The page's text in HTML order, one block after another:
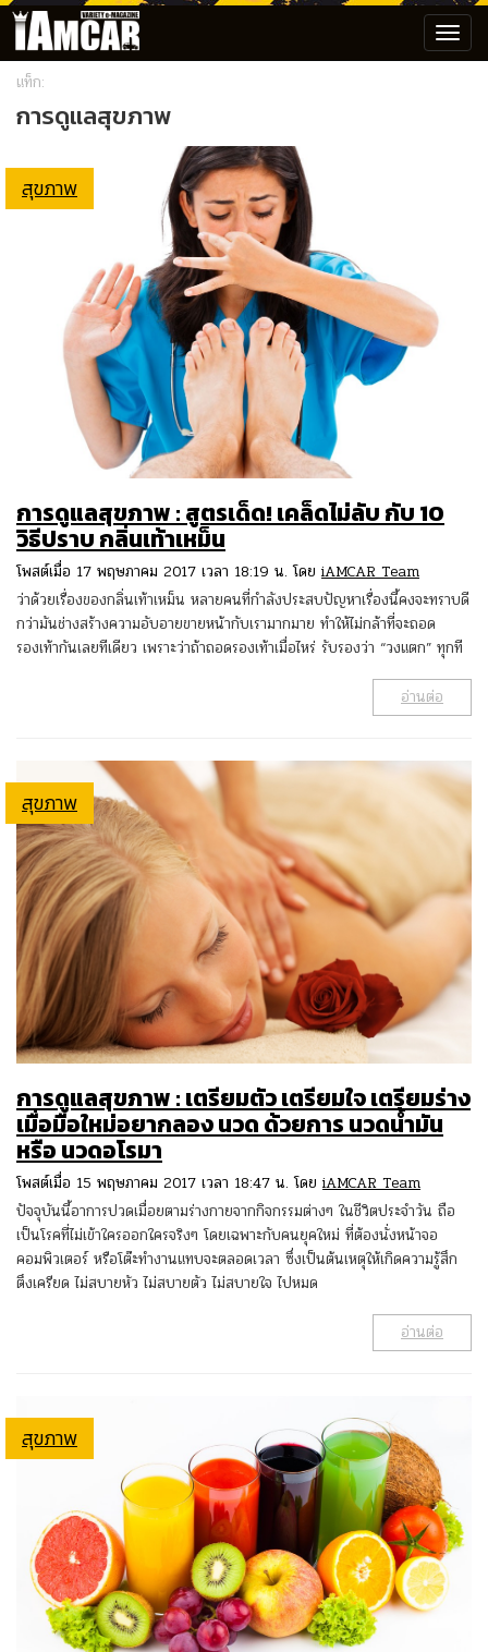
แท็ก:
การดูแลสุขภาพ
สุขภาพ
การดูแลสุขภาพ : สูตรเด็ด! เคล็ดไม่ลับ กับ 10
วิธีปราบ กลิ่นเท้าเหม็น
โพสต์เมื่อ 17 พฤษภาคม 2017 เวลา 18:19 น. โดย iAMCAR Team
ว่าด้วยเรื่องของกลิ่นเท้าเหม็น หลายคนที่กำลังประสบปัญหาเรื่องนี้คงจะทราบดี
กว่ามันช่างสร้างความอับอายขายหน้ากับเรามากมาย ทำให้ไม่กล้าที่จะถอด
รองเท้ากันเลยทีเดียว เพราะว่าถ้าถอดรองเท้าเมื่อไหร่ รับรองว่า “วงแตก” ทุกที
อ่านต่อ
สุขภาพ
การดูแลสุขภาพ : เตรียมตัว เตรียมใจ เตรียมร่าง
เมื่อมือใหม่อยากลอง นวด ด้วยการ นวดน้ำมัน
หรือ นวดอโรมา
โพสต์เมื่อ 15 พฤษภาคม 2017 เวลา 18:47 น. โดย iAMCAR Team
ปัจจุบันนี้อาการปวดเมื่อยตามร่างกายจากกิจกรรมต่างๆ ในชีวิตประจำวัน ถือ
เป็นโรคที่ไม่เข้าใครออกใครจริงๆ โดยเฉพาะกับคนยุคใหม่ ที่ต้องนั่งหน้าจอ
คอมพิวเตอร์ หรือโต๊ะทำงานแทบจะตลอดเวลา ซึ่งเป็นต้นเหตุให้เกิดความรู้สึก
ตึงเครียด ไม่สบายหัว ไม่สบายตัว ไม่สบายใจ ไปหมด
อ่านต่อ
สุขภาพ